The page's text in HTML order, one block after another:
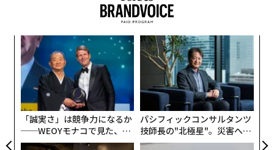
「誠実さ」は競争力になるか
──WEOYモナコで見た、く
ら寿司の経営哲学
パシフィックコンサルタンツ
技師長の"北極星"。災害への
無力感を乗り越え見つけた、